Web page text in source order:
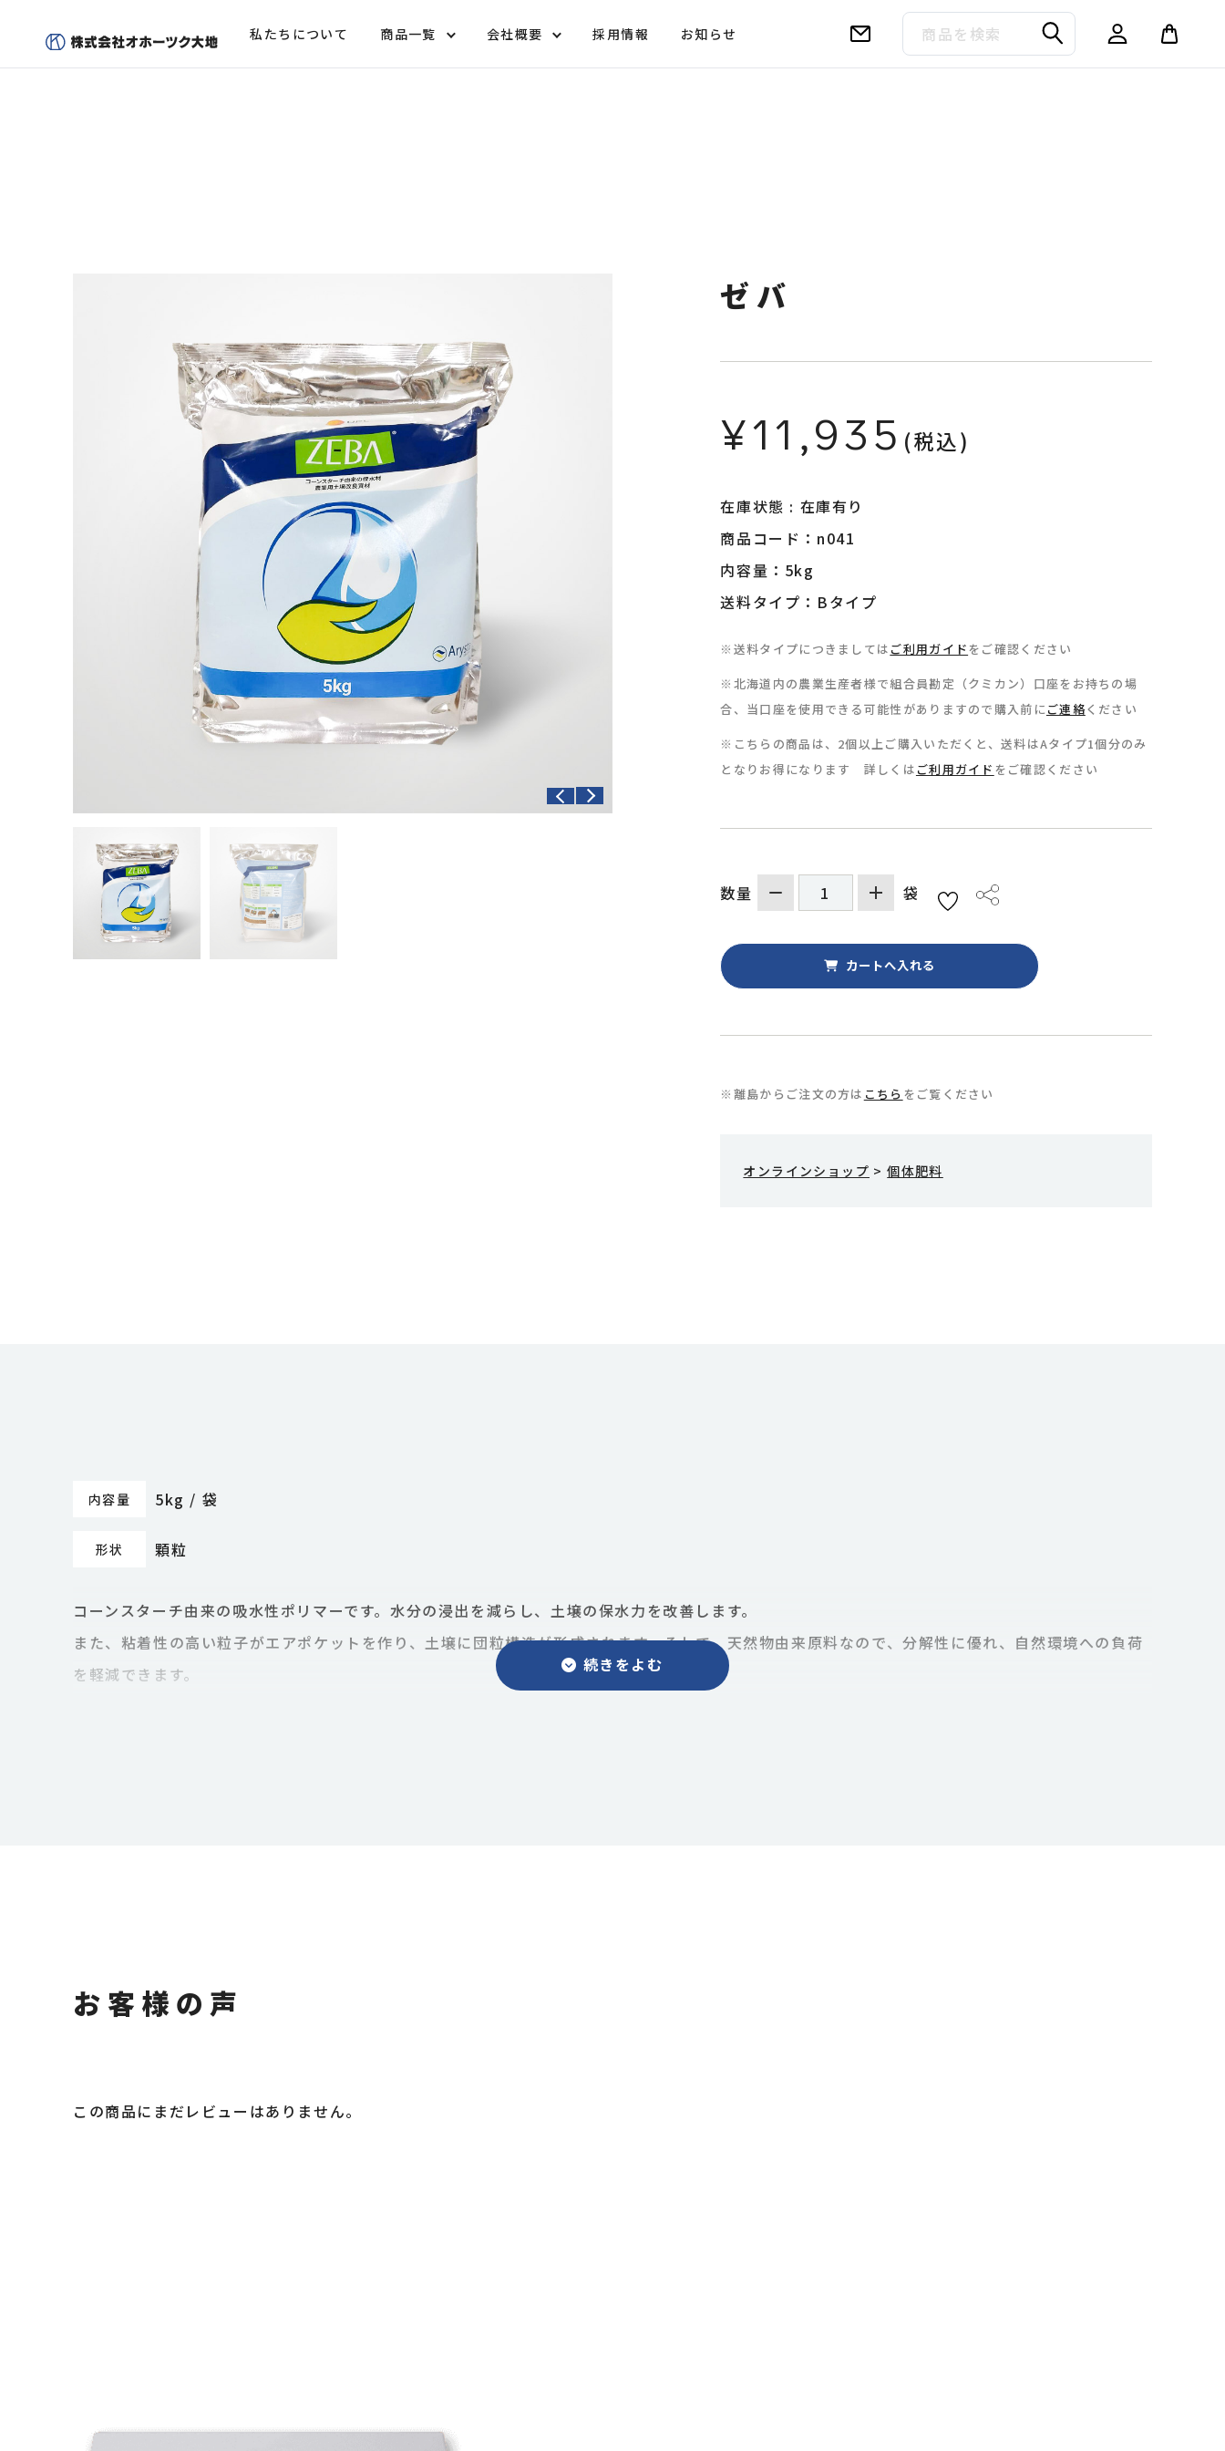
私たちについて 商品一覧 会社概要 採用情報 お知らせ
ゼバ
¥11,935 (税込)
在庫状態 : 在庫有り
商品コード：n041
内容量：5kg
送料タイプ：Bタイプ
※送料タイプにつきましては ご利用ガイドをご確認ください
※北海道内の農業生産者様で組合員勘定（クミカン）口座をお持ちの場
合、当口座を使用できる可能性がありますので購入前にご連絡ください
※こちらの商品は、2個以上ご購入いただくと、送料はAタイプ1個分のみ
となりお得になります 詳しくは ご利用ガイド をご確認ください
数量 袋
※離島からご注文の方は こちら をご覧ください
オンラインショップ >個体肥料
内容量 5kg / 袋
形状 顆粒
コーンスターチ由来の吸水性ポリマーです。水分の浸出を減らし、土壌の保水力を改善します。
また、粘着性の高い粒子がエアポケットを作り、土壌に団粒構造が形成されます。そして、天然物由来原料なので、分解性に優れ、自然環境への負荷
を軽減できます。
培土への混和は0.5g〜1.0g / Lの範囲で行ってください。
お客様の声
この商品にまだレビューはありません。